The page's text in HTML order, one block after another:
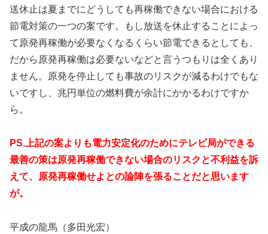
送休止は夏までにどうしても再稼働できない場合における
節電対策の一つの案です。もし放送を休止することによっ
て原発再稼働が必要なくなるくらい節電できるとしても、
だから原発再稼働は必要ないなどと言うつもりは全くあり
ません。原発を停止しても事故のリスクが減るわけでもな
いですし、兆円単位の燃料費が余計にかかるわけですか
ら。
PS.上記の案よりも電力安定化のためにテレビ局ができる
最善の策は原発再稼働できない場合のリスクと不利益を訴
えて、原発再稼働せよとの論陣を張ることだと思います
が。
平成の龍馬（多田光宏）